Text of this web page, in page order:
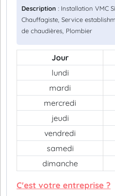
Description : Installation VMC
Chauffagiste, Service
de chaudières, Plombier
Jour
lundi
mardi
mercredi
jeudi
vendredi
samedi
dimanche
C'est votre entreprise ?